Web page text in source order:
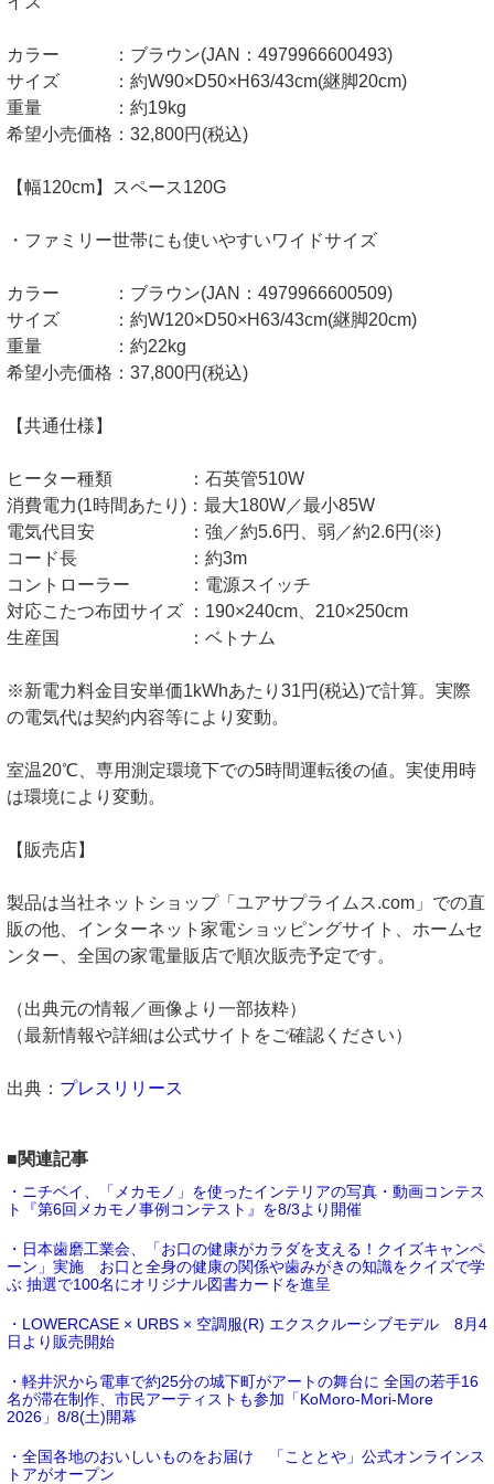
カラー ：ブラウン(JAN：4979966600493)
サイズ ：約W90×D50×H63/43cm(継脚20cm)
重量 ：約19kg
希望小売価格：32,800円(税込)
【幅120cm】スペース120G
・ファミリー世帯にも使いやすいワイドサイズ
カラー ：ブラウン(JAN：4979966600509)
サイズ ：約W120×D50×H63/43cm(継脚20cm)
重量 ：約22kg
希望小売価格：37,800円(税込)
【共通仕様】
ヒーター種類 ：石英管510W
消費電力(1時間あたり)：最大180W／最小85W
電気代目安 ：強／約5.6円、弱／約2.6円(※)
コード長 ：約3m
コントローラー ：電源スイッチ
対応こたつ布団サイズ ：190×240cm、210×250cm
生産国 ：ベトナム
※新電力料金目安単価1kWhあたり31円(税込)で計算。実際
の電気代は契約内容等により変動。
室温20℃、専用測定環境下での5時間運転後の値。実使用時
は環境により変動。
【販売店】
製品は当社ネットショップ「ユアサプライムス.com」での直
販の他、インターネット家電ショッピングサイト、ホームセ
ンター、全国の家電量販店で順次販売予定です。
（出典元の情報／画像より一部抜粋）
（最新情報や詳細は公式サイトをご確認ください）
出典： プレスリリース
■関連記事
・ニチベイ、「メカモノ」を使ったインテリアの写真・動画コンテス
ト『第6回メカモノ事例コンテスト』を8/3より開催
・日本歯磨工業会、「お口の健康がカラダを支える！クイズキャンペ
ーン」実施 お口と全身の健康の関係や歯みがきの知識をクイズで学
ぶ 抽選で100名にオリジナル図書カードを進呈
・LOWERCASE × URBS × 空調服(R) エクスクルーシブモデル 8月4
日より販売開始
・軽井沢から電車で約25分の城下町がアートの舞台に 全国の若手16
名が滞在制作、市民アーティストも参加「KoMoro-Mori-More
2026」8/8(土)開幕
・全国各地のおいしいものをお届け 「こととや」公式オンラインス
トアがオープン